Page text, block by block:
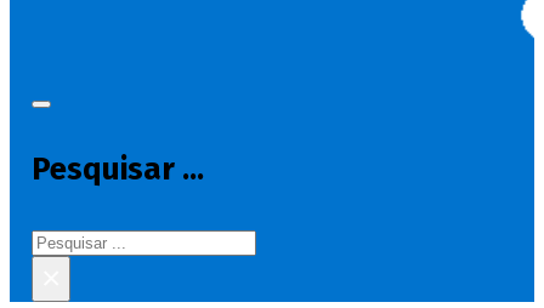
Pesquisar ...
Pesquisar